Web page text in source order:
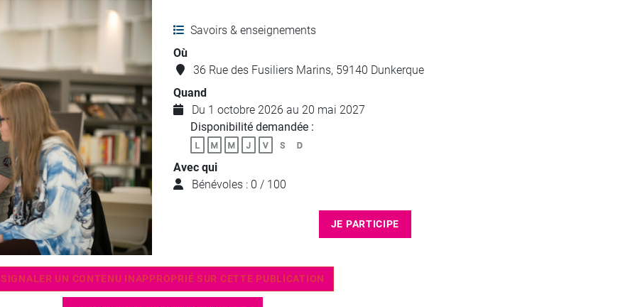
Savoirs & enseignements
Où
36 Rue des Fusiliers Marins, 59140 Dunkerque
Quand
Du 1 octobre 2026 au 20 mai 2027
Disponibilité demandée :
Avec qui
Bénévoles : 0 / 100
JE PARTICIPE
SIGNALER UN CONTENU INAPPROPRIÉ SUR CETTE PUBLICATION